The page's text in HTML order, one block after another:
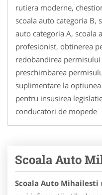
rutiera moderne,
scoala auto categoria B,
auto categoria A, scoala
profesionist, obtinerea
redobandirea
preschimbarea
suplimentare la
pentru insusirea
conducatori de mopede
Scoala Auto
Scoala Auto Mihailesti